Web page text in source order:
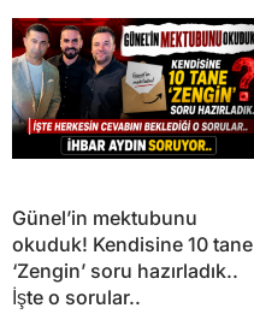
Günel’in mektubunu
okuduk! Kendisine 10 tane
‘Zengin’ soru hazırladık..
İşte o sorular..